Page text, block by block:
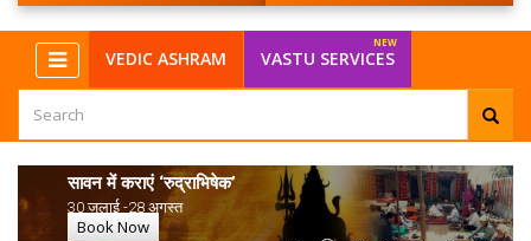
VEDIC ASHRAM VASTU SERVICES
सावन में कराएं ‘रुद्राभिषेक’
30 जुलाई -28 अगस्त
Book Now